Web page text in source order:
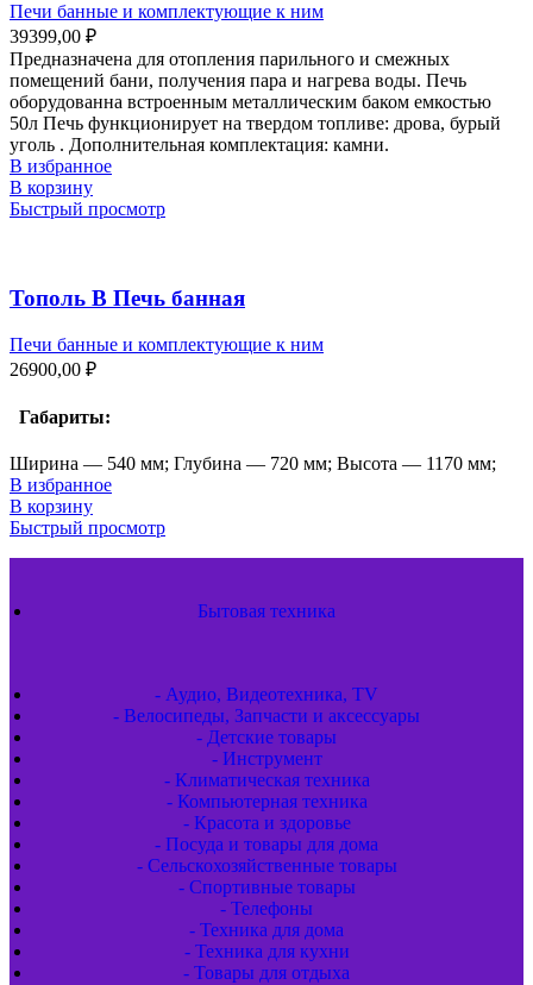
Печи банные и комплектующие к ним
39399,00 ₽
Предназначена для отопления парильного и смежных
помещений бани, получения пара и нагрева воды. Печь
оборудованна встроенным металлическим баком емкостью
50л Печь функционирует на твердом топливе: дрова, бурый
уголь . Дополнительная комплектация: камни.
В избранное
В корзину
Быстрый просмотр
Тополь В Печь банная
Печи банные и комплектующие к ним
26900,00 ₽
Габариты:
Ширина — 540 мм; Глубина — 720 мм; Высота — 1170 мм;
В избранное
В корзину
Быстрый просмотр
Бытовая техника
- Аудио, Видеотехника, TV
- Велосипеды, Запчасти и аксессуары
- Детские товары
- Инструмент
- Климатическая техника
- Компьютерная техника
- Красота и здоровье
- Посуда и товары для дома
- Сельскохозяйственные товары
- Спортивные товары
- Телефоны
- Техника для дома
- Техника для кухни
- Товары для отдыха